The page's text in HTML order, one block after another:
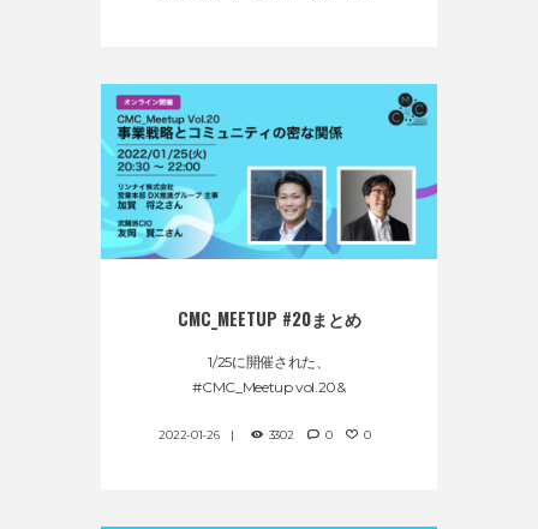
CMC_MEETUP #20まとめ
1/25に開催された、
#CMC_Meetup vol.20&
2022-01-26 3302 0 0